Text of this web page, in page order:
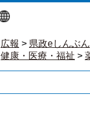
広報 > 県政eしんぶん
健康・医療・福祉 >